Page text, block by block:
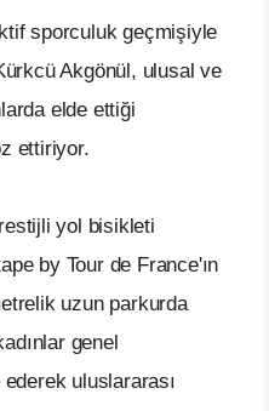
sporculuk geçmişiyle
Akgönül, ulusal ve
elde ettiği
ettiriyor.
yol bisikleti
by Tour de France'ın
uzun parkurda
genel
uluslararası